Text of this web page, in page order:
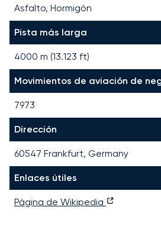
Asfalto, Hormigón
Pista más larga
4000 m (13.123 ft)
Movimientos de aviación de
7973
Dirección
60547 Frankfurt, Germany
Enlaces útiles
Página de Wikipedia